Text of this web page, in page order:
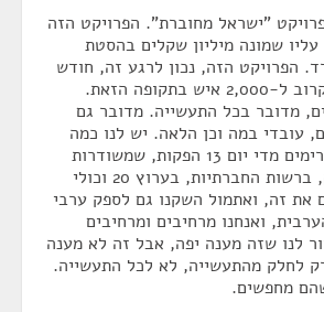
"ישראל מחוברת". הפרויקט הזה
שמונה מיליון שקלים בהסטת
הפרויקט הזה, נכון לרגע זה, חודש
מאז הקמתו, מפרנס קרוב ל-2,000 איש בתקופה הזאת.
מדובר בכל התעשייה. מדובר גם
עובדי במה וכן הלאה. יש לנו כמה
פלטפורמות, אנחנו מרימים מדי יום 13 הפקות, שמשודרות
בערוץ 24, בפייסבוק, ברשות החברתיות, בערוץ 20 וכולי
את זה, ואתמול השקנו גם לספק ערבי
ואנחנו מרחיבים ומרחיבים
לנו שזה מענה יפה, אבל זה לא מענה
לחלק מהתעשייה, לא לכל התעשייה.
מחפשים.